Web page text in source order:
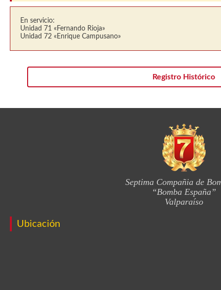
En servicio:
Unidad 71 «Fernando Rioja»
Unidad 72 «Enrique Campusano»
Registro Histórico
Septima Compañia de
“Bomba España”
Valparaíso
Ubicación